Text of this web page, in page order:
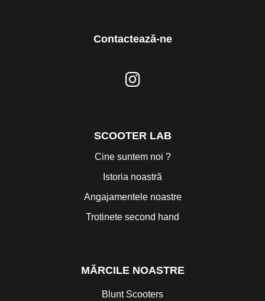
Contactează-ne
SCOOTER LAB
Cine suntem noi ?
Istoria noastră
Angajamentele noastre
Trotinete second hand
MĂRCILE NOASTRE
Blunt Scooters